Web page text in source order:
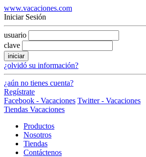
www.vacaciones.com
Iniciar Sesión
usuario
clave
iniciar
¿olvidó su información?
¿aún no tienes cuenta?
Regístrate
Facebook - Vacaciones Twitter - Vacaciones
Tiendas Vacaciones
Productos
Nosotros
Tiendas
Contáctenos